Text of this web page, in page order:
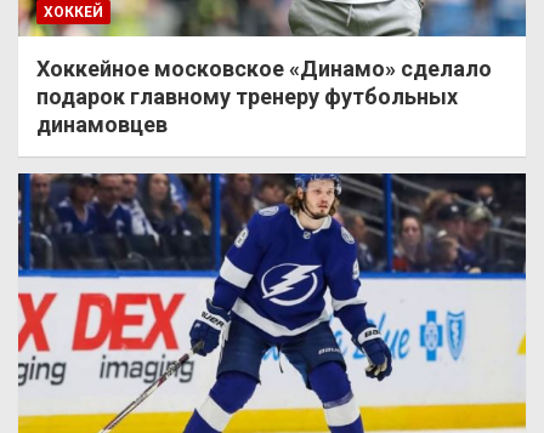
ХОККЕЙ
Хоккейное московское «Динамо» сделало
подарок главному тренеру футбольных
динамовцев